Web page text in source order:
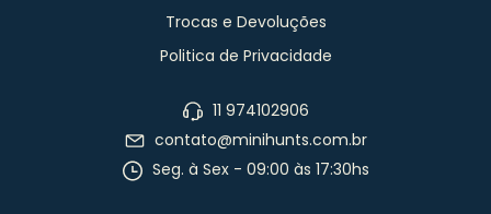
Trocas e Devoluções
Politica de Privacidade
11 974102906
contato@minihunts.com.br
Seg. à Sex - 09:00 às 17:30hs